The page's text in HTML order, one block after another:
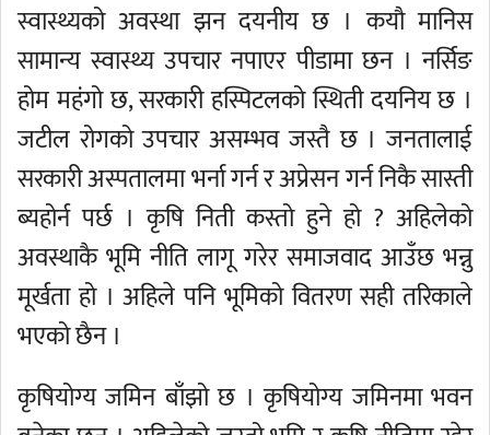
स्वास्थ्यको अवस्था झन दयनीय छ । कयौ मानिस
सामान्य स्वास्थ्य उपचार नपाएर पीडामा छन । नर्सिङ
होम महंगो छ, सरकारी हस्पिटलको स्थिती दयनिय छ ।
जटील रोगको उपचार असम्भव जस्तै छ । जनतालाई
सरकारी अस्पतालमा भर्ना गर्न र अप्रेसन गर्न निकै सास्ती
ब्यहोर्न पर्छ । कृषि निती कस्तो हुने हो ? अहिलेको
अवस्थाकै भूमि नीति लागू गरेर समाजवाद आउँछ भन्नु
मूर्खता हो । अहिले पनि भूमिको वितरण सही तरिकाले
भएको छैन ।
कृषियोग्य जमिन बाँझो छ । कृषियोग्य जमिनमा भवन